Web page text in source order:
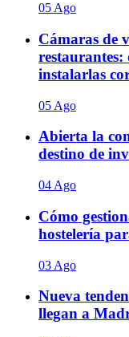
05 Ago
Cámaras de
instalarlas
05 Ago
Abierta la
destino de
04 Ago
Cómo
hostelería
03 Ago
Nueva
llegan a